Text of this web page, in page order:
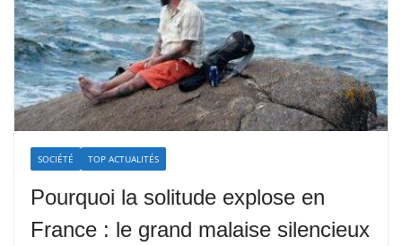
SOCIÉTÉ TOP ACTUALITÉS
Pourquoi la solitude explose en
France : le grand malaise silencieux